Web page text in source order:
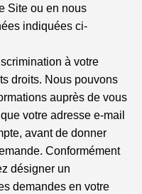
Site ou en nous
indiquées ci-
à votre
droits. Nous pouvons
auprès de vous
votre adresse e-mail
avant de donner
Conformément
désigner un
demandes en votre